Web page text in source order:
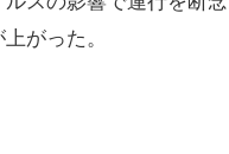
がった。